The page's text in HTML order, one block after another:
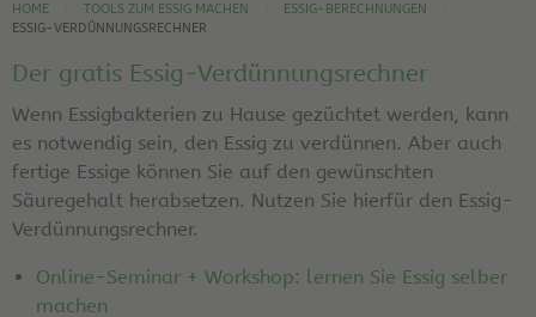
HOME TOOLS ZUM ESSIG MACHEN
ESSIG-BERECHNUNGEN
ESSIG-VERDÜNNUNGSRECHNER
Der gratis Essig-Verdünnungsrechner
Wenn Essigbakterien zu Hause gezüchtet werden, kann
es notwendig sein, den Essig zu verdünnen. Aber auch
fertige Essige können Sie auf den gewünschten
Säuregehalt herabsetzen. Nutzen Sie hierfür den Essig-
Verdünnungsrechner.
Online-Seminar + Workshop: lernen Sie Essig selber
machen